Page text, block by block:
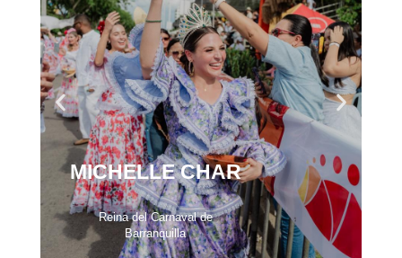
MICHELLE CHAR
Reina del Carnaval de
Barranquilla